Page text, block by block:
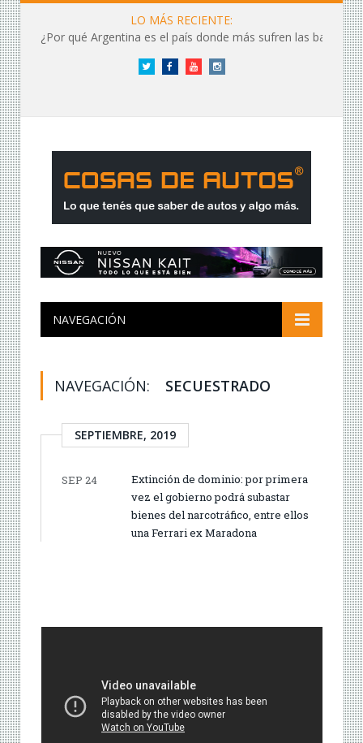
LO MÁS RECIENTE:
¿Por qué Argentina es el país donde más sufren las baterías?
Twitter FacebookYouTubeInstagram
NAVEGACIÓN
NAVEGACIÓN: SECUESTRADO
SEPTIEMBRE, 2019
SEP 24
Extinción de dominio: por primera
vez el gobierno podrá subastar
bienes del narcotráfico, entre ellos
una Ferrari ex Maradona